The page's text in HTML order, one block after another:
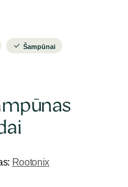
Šampūnai
Rootonix